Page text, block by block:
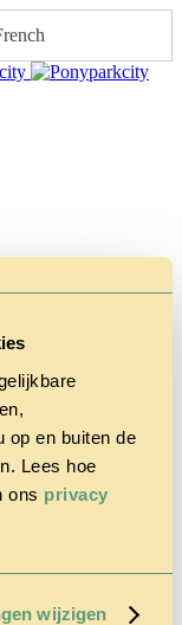
op en buiten de
Lees hoe
ons privacy
wijzigen
Lagerweij